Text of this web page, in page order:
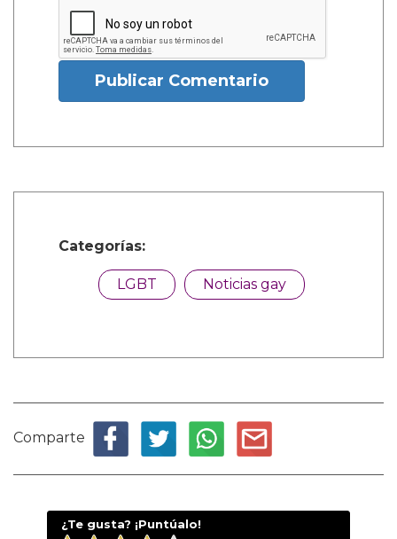
Publicar Comentario
Categorías:
LGBT Noticias gay
Comparte
¿Te gusta? ¡Puntúalo!